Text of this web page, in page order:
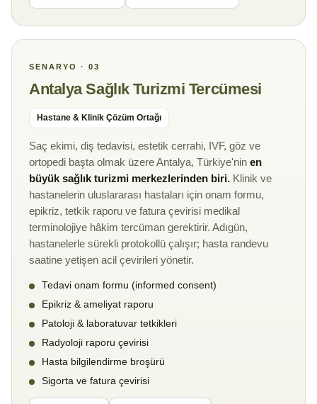
SENARYO · 03
Antalya Sağlık Turizmi Tercümesi
Hastane & Klinik Çözüm Ortağı
Saç ekimi, diş tedavisi, estetik cerrahi, IVF, göz ve
ortopedi başta olmak üzere Antalya, Türkiye'nin en
büyük sağlık turizmi merkezlerinden biri. Klinik ve
hastanelerin uluslararası hastaları için onam formu,
epikriz, tetkik raporu ve fatura çevirisi medikal
terminolojiye hâkim tercüman gerektirir. Adıgün,
hastanelerle sürekli protokollü çalışır; hasta randevu
saatine yetişen acil çevirileri yönetir.
Tedavi onam formu (informed consent)
Epikriz & ameliyat raporu
Patoloji & laboratuvar tetkikleri
Radyoloji raporu çevirisi
Hasta bilgilendirme broşürü
Sigorta ve fatura çevirisi